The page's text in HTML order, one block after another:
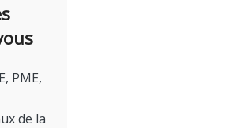
PME,
de la